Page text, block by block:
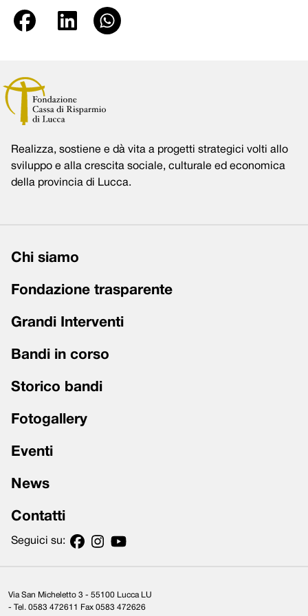
Realizza, sostiene e dà vita a progetti strategici volti allo
sviluppo e alla crescita sociale, culturale ed economica
della provincia di Lucca.
Chi siamo
Fondazione trasparente
Grandi Interventi
Bandi in corso
Storico bandi
Fotogallery
Eventi
News
Contatti
Seguici su:
Via San Micheletto 3 - 55100 Lucca LU
- Tel. 0583 472611 Fax 0583 472626